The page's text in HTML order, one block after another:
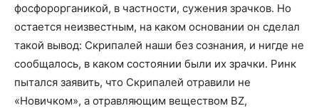
фосфорорганикой, в частности, сужения зрачков. Но
остается неизвестным, на каком основании он сделал
такой вывод: Скрипалей наши без сознания, и нигде не
сообщалось, в каком состоянии были их зрачки. Ринк
пытался заявить, что Скрипалей отравили не
«Новичком», а отравляющим веществом BZ,